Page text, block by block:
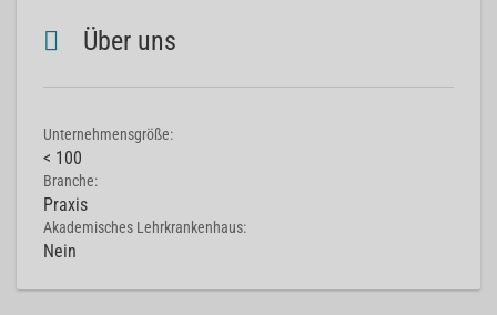
Über uns
Unternehmensgröße:
< 100
Branche:
Praxis
Akademisches Lehrkrankenhaus:
Nein